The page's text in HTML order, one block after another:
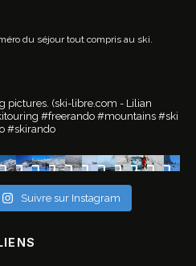
du séjour tout compris au ski.
pictures. (ski-libre.com - Lilian
#freerando #mountains #ski
#skirando
Suivre sur Instagram